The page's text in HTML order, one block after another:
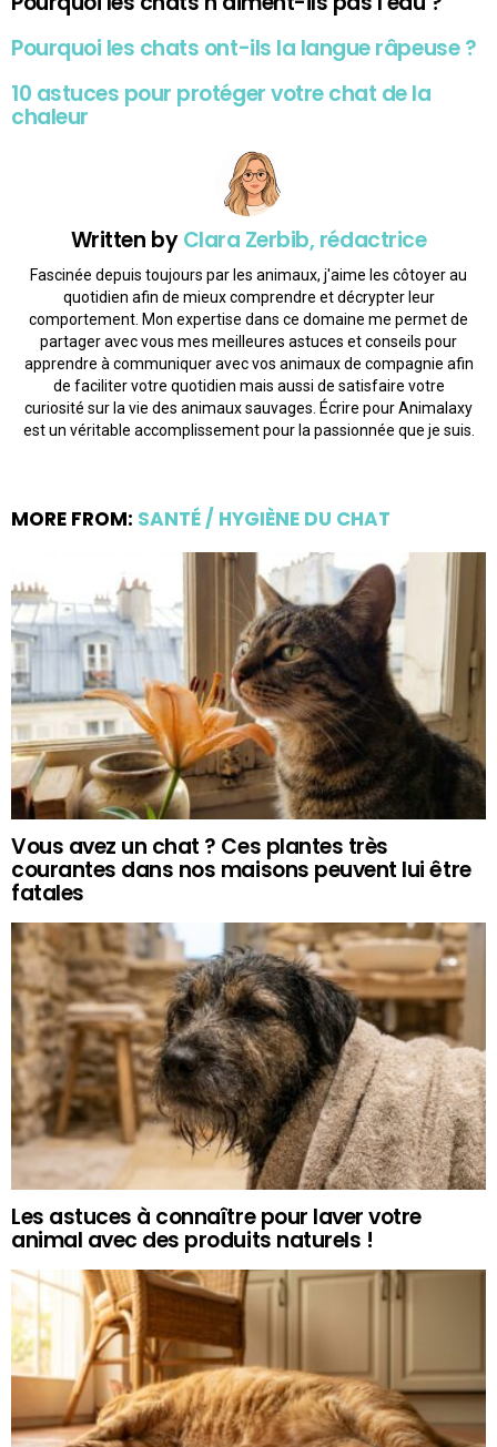
Pourquoi les chats ont-ils la langue râpeuse ?
10 astuces pour protéger votre chat de la
chaleur
Written byClara Zerbib, rédactrice
Fascinée depuis toujours par les animaux, j'aime les côtoyer au
quotidien afin de mieux comprendre et décrypter leur
comportement. Mon expertise dans ce domaine me permet de
partager avec vous mes meilleures astuces et conseils pour
apprendre à communiquer avec vos animaux de compagnie afin
de faciliter votre quotidien mais aussi de satisfaire votre
curiosité sur la vie des animaux sauvages. Écrire pour Animalaxy
est un véritable accomplissement pour la passionnée que je suis.
MORE FROM: SANTÉ / HYGIÈNE DU CHAT
Vous avez un chat ? Ces plantes très
courantes dans nos maisons peuvent lui être
fatales
Les astuces à connaître pour laver votre
animal avec des produits naturels !